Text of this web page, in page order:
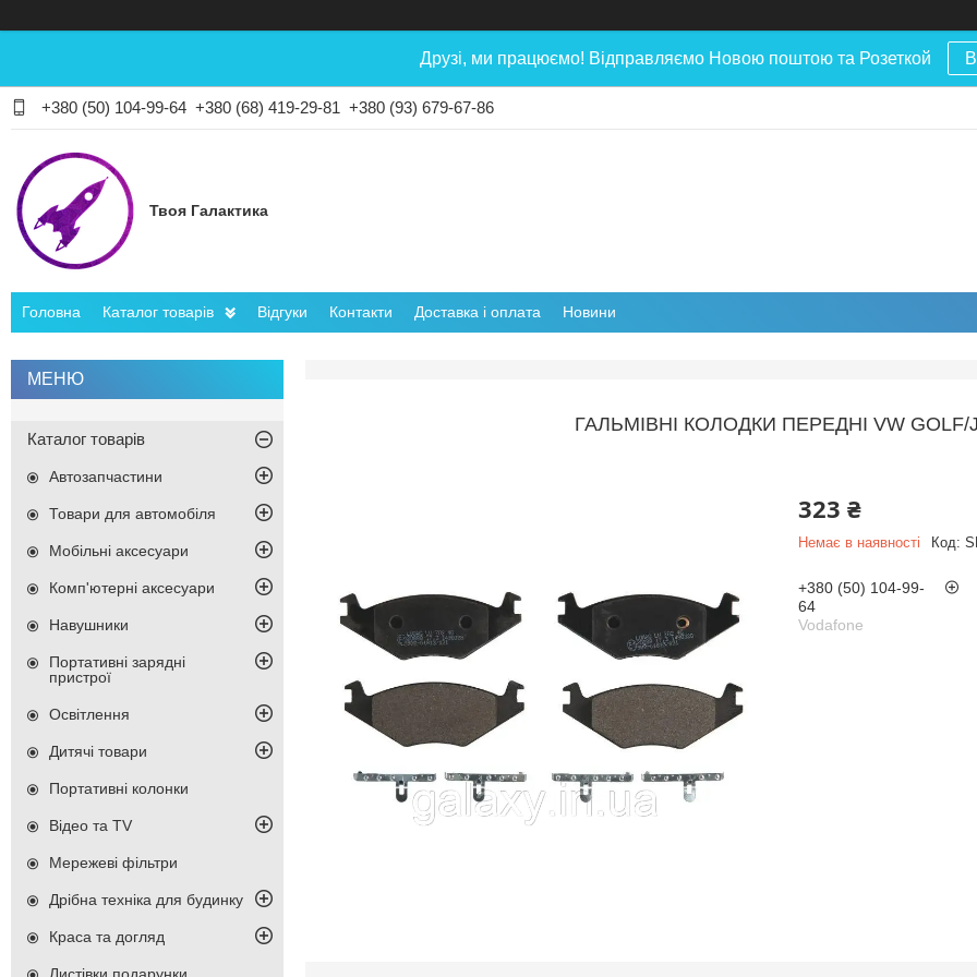
Друзі, ми працюємо! Відправляємо Новою поштою та Розеткой
+380 (50) 104-99-64 +380 (68) 419-29-81 +380 (93) 679-67-86
Твоя Галактика
Головна Каталог товарів Відгуки Контакти Доставка і оплата Новини
ГАЛЬМІВНІ КОЛОДКИ ПЕРЕДНІ VW GOLF/
323 ₴
Немає в наявності Код:
+380 (50) 104-99-
64
Vodafone
Каталог товарів
Автозапчастини
Товари для автомобіля
Мобільні аксесуари
Комп'ютерні аксесуари
Навушники
Портативні зарядні
пристрої
Освітлення
Дитячі товари
Портативні колонки
Відео та TV
Мережеві фільтри
Дрібна техніка для будинку
Краса та догляд